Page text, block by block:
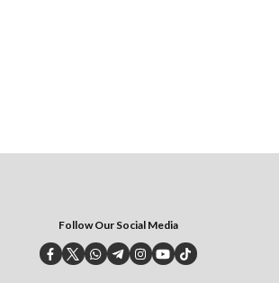
Follow Our Social Media